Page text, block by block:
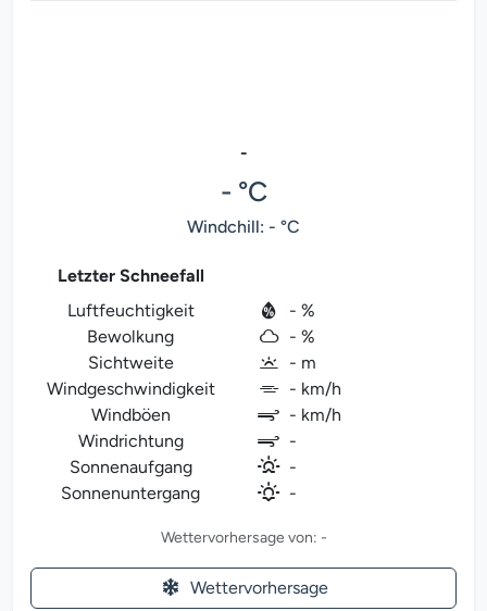
-
- °C
Windchill: - °C
Letzter Schneefall
Luftfeuchtigkeit
- %
Bewolkung
- %
Sichtweite
- m
Windgeschwindigkeit
- km/h
Windböen
- km/h
Windrichtung
-
Sonnenaufgang
-
Sonnenuntergang
-
Wettervorhersage von: -
Wettervorhersage